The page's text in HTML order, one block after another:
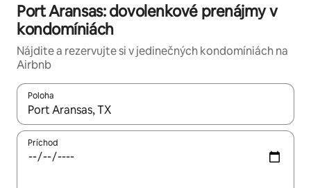
Port Aransas: dovolenkové prenájmy v
kondomíniách
Nájdite a rezervujte si v jedinečných kondomíniách na
Airbnb
Poloha
Keď budú výsledky k dispozícii, môžete si ich prechádzať
Príchod